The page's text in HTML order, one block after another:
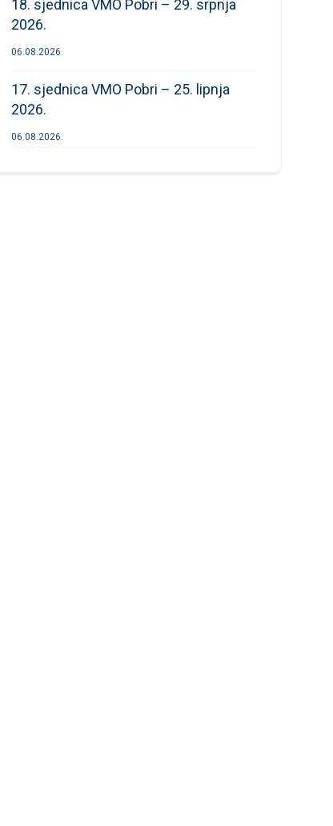
18. sjednica VMO Pobri – 29. srpnja
2026.
06.08.2026.
17. sjednica VMO Pobri – 25. lipnja
2026.
06.08.2026.